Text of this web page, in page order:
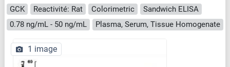
GCK Reactivité: Rat Colorimetric
Sandwich ELISA
0.78 ng/mL - 50 ng/mL
Plasma, Serum, Tissue Homogenate
1 image